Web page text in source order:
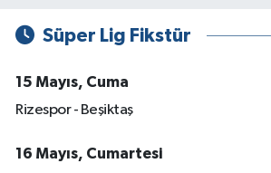
Süper Lig Fikstür
15 Mayıs, Cuma
Rizespor - Beşiktaş
16 Mayıs, Cumartesi